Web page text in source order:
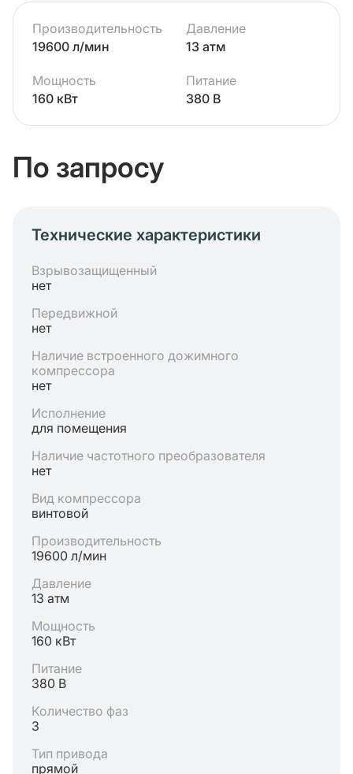
Производительность
19600 л/мин
Давление
13 атм
Мощность
160 кВт
Питание
380 В
По запросу
Технические характеристики
Взрывозащищенный
нет
Передвижной
нет
Наличие встроенного дожимного
компрессора
нет
Исполнение
для помещения
Наличие частотного преобразователя
нет
Вид компрессора
винтовой
Производительность
19600 л/мин
Давление
13 атм
Мощность
160 кВт
Питание
380 В
Количество фаз
3
Тип привода
прямой